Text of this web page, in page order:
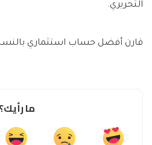
التحريري.
قارن أفضل حساب استثماري
ما رأيك؟